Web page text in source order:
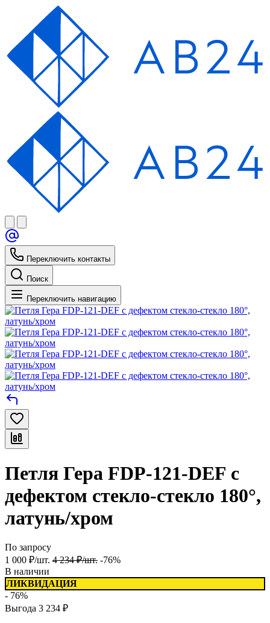
Переключить контакты
Поиск
Переключить навигацию
Петля Гера FDP-121-DEF с
дефектом стекло-стекло 180°,
латунь/хром
По запросу
1 000 ₽/шт. 4 234 ₽/шт. -76%
В наличии
ЛИКВИДАЦИЯ
- 76%
Выгода 3 234 ₽